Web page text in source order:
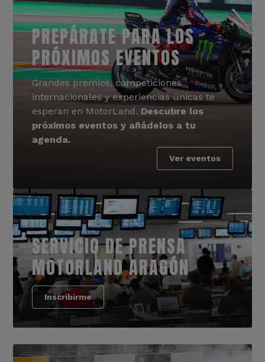
PREPÁRATE PARA LOS
PRÓXIMOS EVENTOS
Grandes premios, competiciones
internacionales y experiencias únicas te
esperan en MotorLand. Descubre los
próximos eventos y añádelos a tu
agenda.
Ver eventos
SERVICIO DE PRENSA
MOTORLAND ARAGÓN
Inscribirme